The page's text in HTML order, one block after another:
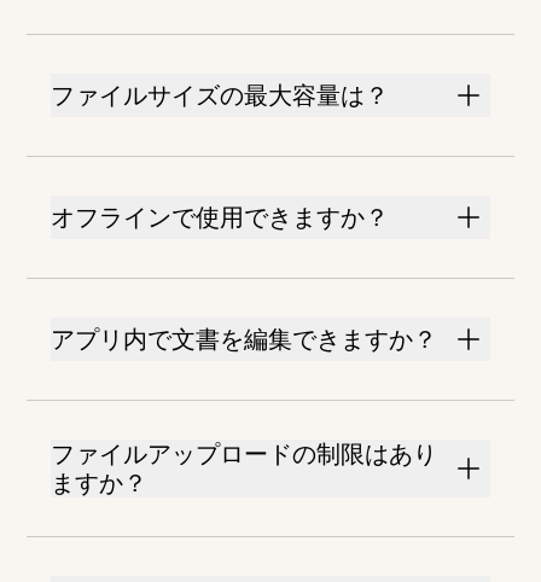
ファイルサイズの最大容量は？
オフラインで使用できますか？
アプリ内で文書を編集できますか？
ファイルアップロードの制限はあり
ますか？